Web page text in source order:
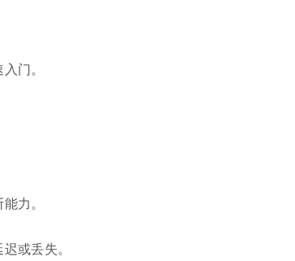
门。
力。
或丢失。